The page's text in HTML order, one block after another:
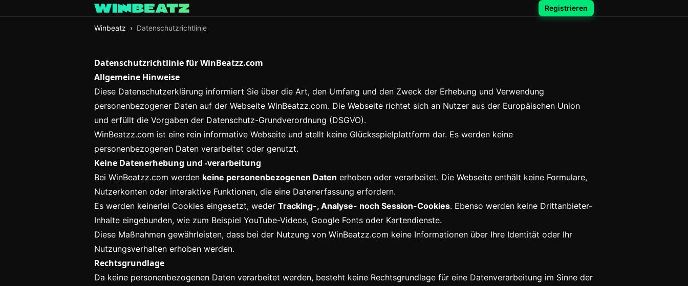
Registrieren
Winbeatz › Datenschutzrichtlinie
Datenschutzrichtlinie für WinBeatzz.com
Allgemeine Hinweise
Diese Datenschutzerklärung informiert Sie über die Art, den Umfang und den Zweck der Erhebung und Verwendung
personenbezogener Daten auf der Webseite WinBeatzz.com. Die Webseite richtet sich an Nutzer aus der Europäischen Union
und erfüllt die Vorgaben der Datenschutz-Grundverordnung (DSGVO).
WinBeatzz.com ist eine rein informative Webseite und stellt keine Glücksspielplattform dar. Es werden keine
personenbezogenen Daten verarbeitet oder genutzt.
Keine Datenerhebung und -verarbeitung
Bei WinBeatzz.com werden keine personenbezogenen Daten erhoben oder verarbeitet. Die Webseite enthält keine Formulare,
Nutzerkonten oder interaktive Funktionen, die eine Datenerfassung erfordern.
Es werden keinerlei Cookies eingesetzt, weder Tracking-, Analyse- noch Session-Cookies. Ebenso werden keine Drittanbieter-
Inhalte eingebunden, wie zum Beispiel YouTube-Videos, Google Fonts oder Kartendienste.
Diese Maßnahmen gewährleisten, dass bei der Nutzung von WinBeatzz.com keine Informationen über Ihre Identität oder Ihr
Nutzungsverhalten erhoben werden.
Rechtsgrundlage
Da keine personenbezogenen Daten verarbeitet werden, besteht keine Rechtsgrundlage für eine Datenverarbeitung im Sinne der